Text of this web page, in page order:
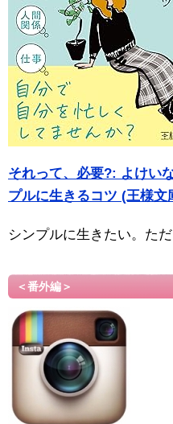
それって、必要?: よけい
プルに生きるコツ (王様文
シンプルに生きたい。た
＜番外編＞